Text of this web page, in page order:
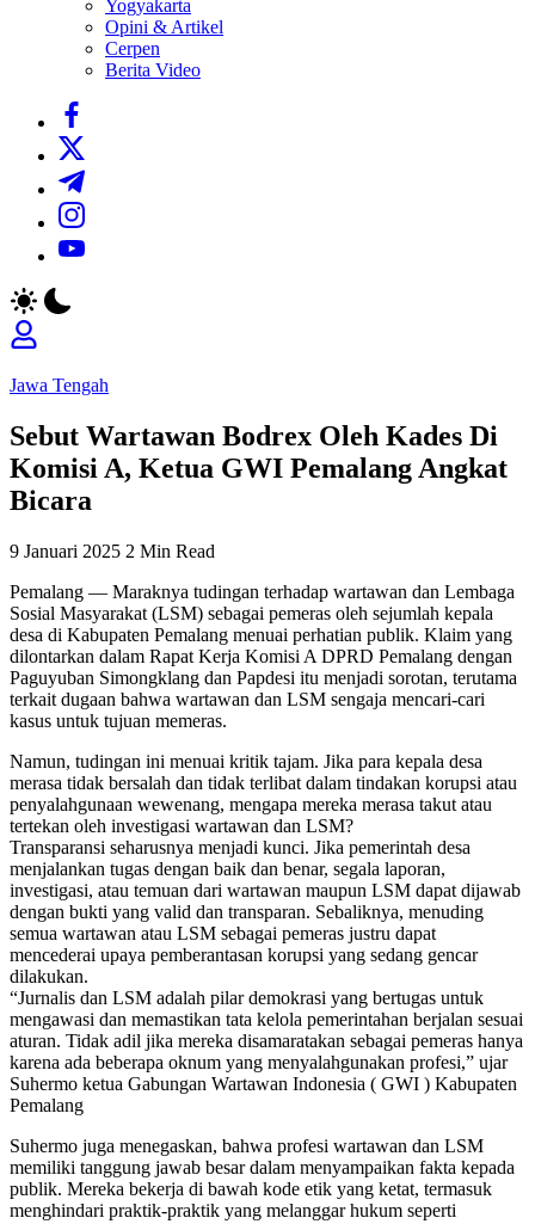
Yogyakarta
Opini & Artikel
Cerpen
Berita Video
https://www.facebook.com/
https://twitter.com/
https://t.me/
https://www.instagram.com/
https://youtube.com/
Jawa Tengah
Sebut Wartawan Bodrex Oleh Kades Di
Komisi A, Ketua GWI Pemalang Angkat
Bicara
9 Januari 2025 2 Min Read
Pemalang — Maraknya tudingan terhadap wartawan dan Lembaga
Sosial Masyarakat (LSM) sebagai pemeras oleh sejumlah kepala
desa di Kabupaten Pemalang menuai perhatian publik. Klaim yang
dilontarkan dalam Rapat Kerja Komisi A DPRD Pemalang dengan
Paguyuban Simongklang dan Papdesi itu menjadi sorotan, terutama
terkait dugaan bahwa wartawan dan LSM sengaja mencari-cari
kasus untuk tujuan memeras.
Namun, tudingan ini menuai kritik tajam. Jika para kepala desa
merasa tidak bersalah dan tidak terlibat dalam tindakan korupsi atau
penyalahgunaan wewenang, mengapa mereka merasa takut atau
tertekan oleh investigasi wartawan dan LSM?
Transparansi seharusnya menjadi kunci. Jika pemerintah desa
menjalankan tugas dengan baik dan benar, segala laporan,
investigasi, atau temuan dari wartawan maupun LSM dapat dijawab
dengan bukti yang valid dan transparan. Sebaliknya, menuding
semua wartawan atau LSM sebagai pemeras justru dapat
mencederai upaya pemberantasan korupsi yang sedang gencar
dilakukan.
“Jurnalis dan LSM adalah pilar demokrasi yang bertugas untuk
mengawasi dan memastikan tata kelola pemerintahan berjalan sesuai
aturan. Tidak adil jika mereka disamaratakan sebagai pemeras hanya
karena ada beberapa oknum yang menyalahgunakan profesi,” ujar
Suhermo ketua Gabungan Wartawan Indonesia ( GWI ) Kabupaten
Pemalang
Suhermo juga menegaskan, bahwa profesi wartawan dan LSM
memiliki tanggung jawab besar dalam menyampaikan fakta kepada
publik. Mereka bekerja di bawah kode etik yang ketat, termasuk
menghindari praktik-praktik yang melanggar hukum seperti